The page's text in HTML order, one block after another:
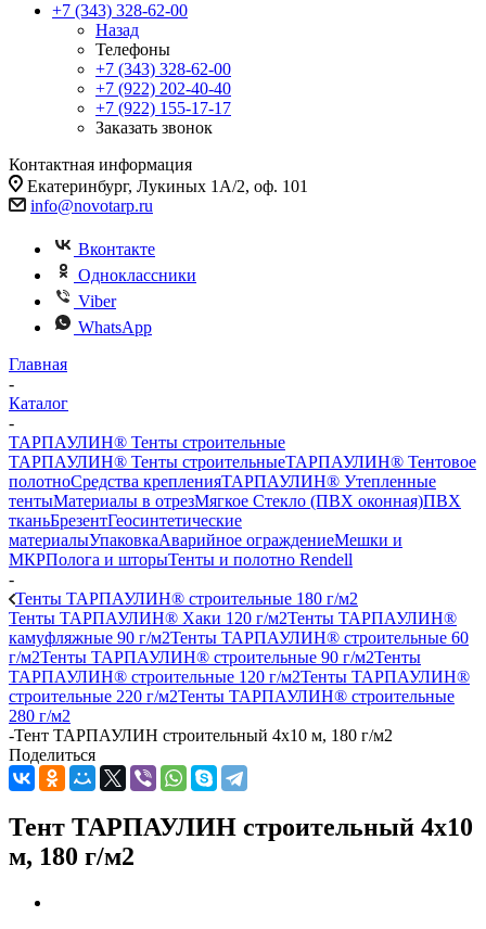
+7 (343) 328-62-00
Назад
Телефоны
+7 (343) 328-62-00
+7 (922) 202-40-40
+7 (922) 155-17-17
Заказать звонок
Контактная информация
Екатеринбург, Лукиных 1А/2, оф. 101
info@novotarp.ru
Вконтакте
Одноклассники
Viber
WhatsApp
Главная
-
Каталог
-
ТАРПАУЛИН® Тенты строительные
ТАРПАУЛИН® Тенты строительныеТАРПАУЛИН® Тентовое
полотноСредства крепленияТАРПАУЛИН® Утепленные
тентыМатериалы в отрезМягкое Стекло (ПВХ оконная)ПВХ
тканьБрезентГеосинтетические
материалыУпаковкаАварийное ограждениеМешки и
МКРПолога и шторыТенты и полотно Rendell
-
Тенты ТАРПАУЛИН® строительные 180 г/м2
Тенты ТАРПАУЛИН® Хаки 120 г/м2Тенты ТАРПАУЛИН®
камуфляжные 90 г/м2Тенты ТАРПАУЛИН® строительные 60
г/м2Тенты ТАРПАУЛИН® строительные 90 г/м2Тенты
ТАРПАУЛИН® строительные 120 г/м2Тенты ТАРПАУЛИН®
строительные 220 г/м2Тенты ТАРПАУЛИН® строительные
280 г/м2
-Тент ТАРПАУЛИН строительный 4х10 м, 180 г/м2
Поделиться
Тент ТАРПАУЛИН строительный 4х10
м, 180 г/м2